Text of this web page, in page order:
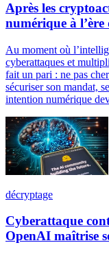
Après les
numérique à l’ère
Au moment où
cyberattaques et
fait un pari : ne pas
sécuriser son mandat,
intention numérique
décryptage
Cyberattaque
OpenAI maîtrise